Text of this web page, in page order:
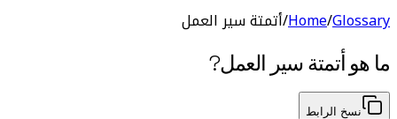
Home/Glossary
/أتمتة سير العمل
ما هو أتمتة سير العمل?
نسخ الرابط